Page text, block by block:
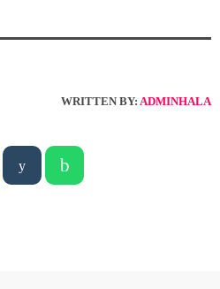
WRITTEN BY: ADMINHALA